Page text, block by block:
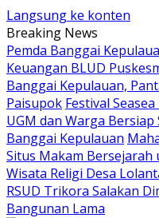
Langsung ke konten
Breaking News
Pemda Banggai
Keuangan BLUD
Banggai Kepulauan,
Paisupok Festival
UGM dan Warga
Banggai Kepulauan
Situs Makam
Wisata Religi Desa
RSUD Trikora Salakan
Bangunan Lama